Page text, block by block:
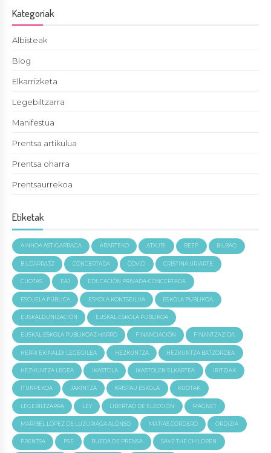
Kategoriak
Albisteak
Blog
Elkarrizketa
Legebiltzarra
Manifestua
Prentsa artikulua
Prentsa oharra
Prentsaurrekoa
Etiketak
AINHOA ASTIGARRAGA ARARTEKO ATXURI BEEP BILBAO
BILDARRATZ CONCERTADA COVID CRISTINA URIARTE
CUOTAS EAJ EDUCACIÓN PRIVADA-CONCERTADA
ESCUELA PÚBLICA ESKOLA KONTSEILUA ESKOLA PUBLIKOA
EUSKALDUNIZACIÓN EUSKAL ESKOLA PUBLIKOA
EUSKAL ESKOLA PUBLIKOAZ HARRO FINANCIACIÓN FINANTZAZIOA
HERRI EKINALDI LEGEGILEA HEZKUNTZA HEZKUNTZA BATZORDEA
HEZKUNTZA LEGEA IKASTOLA IKASTOLEN ELKARTEA IRITZIAK
ITUNPEKOA JAKINTZA KRISTAU ESKOLA KUOTAK
LEGEBILTZARRA LEY LIBERTAD DE ELECCIÓN MAGNET
MARIBEL LOPEZ DE LUZURIAGA ALONSO MATIAS CORDERO ORDIZIA
PRENTSA PSE RUEDA DE PRENSA SAVE THE CHILDREN